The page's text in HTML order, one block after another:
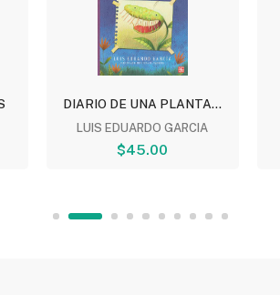
DIARIO DE UNA PLANTA...
LUIS EDUARDO GARCIA
$45.00